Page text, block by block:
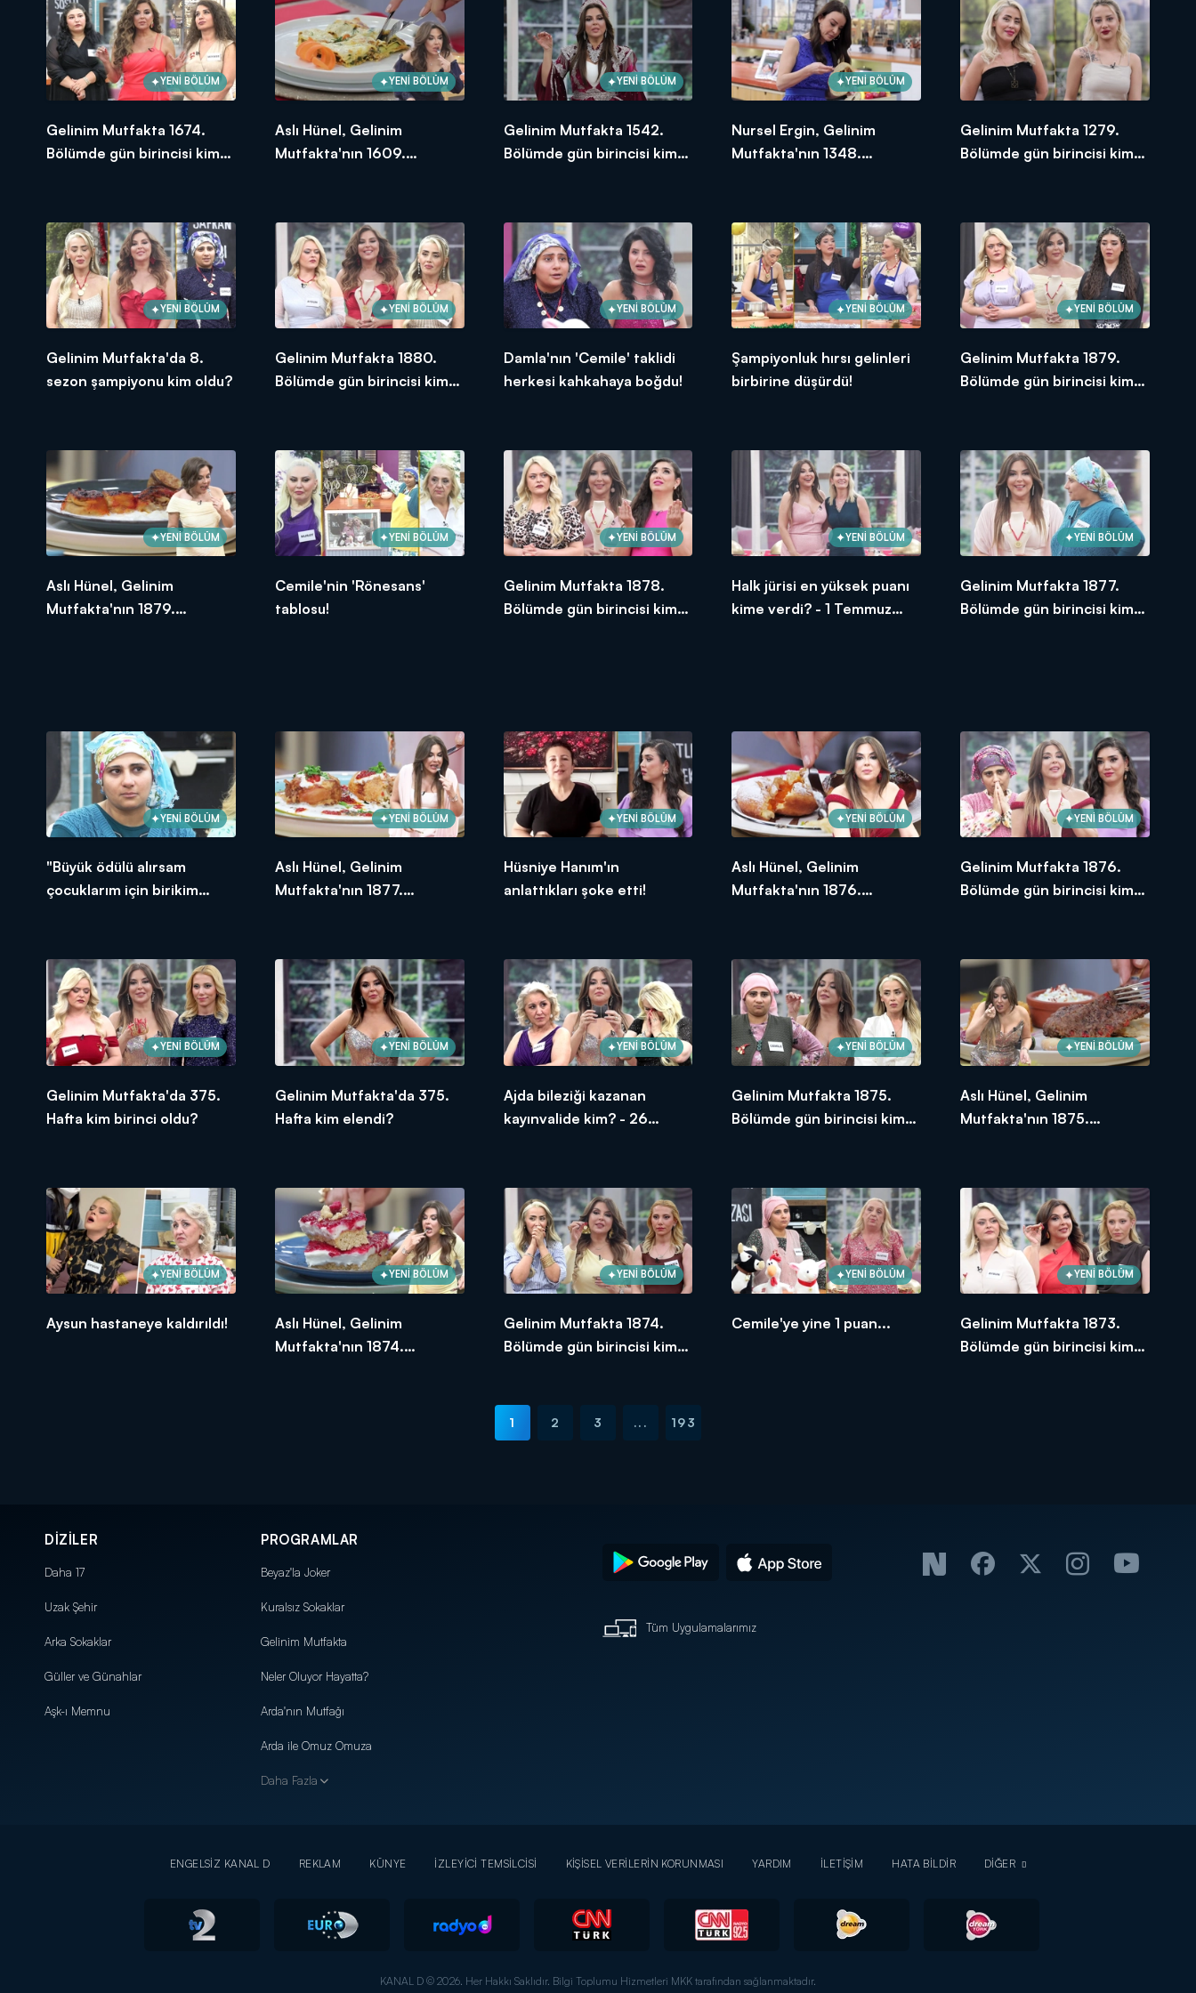
YENİ BÖLÜM
Gelinim Mutfakta 1674.
Bölümde gün birincisi kim
YENİ BÖLÜM
Aslı Hünel, Gelinim
Mutfakta'nın 1609.
YENİ BÖLÜM
Gelinim Mutfakta 1542.
Bölümde gün birincisi kim
YENİ BÖLÜM
Nursel Ergin, Gelinim
Mutfakta'nın 1348.
Gelinim Mutfakta 1279.
Bölümde gün birincisi kim
YENİ BÖLÜM
Gelinim Mutfakta'da 8.
sezon şampiyonu kim oldu?
YENİ BÖLÜM
Gelinim Mutfakta 1880.
Bölümde gün birincisi kim
YENİ BÖLÜM
Damla'nın 'Cemile' taklidi
herkesi kahkahaya boğdu!
YENİ BÖLÜM
Şampiyonluk hırsı gelinleri
birbirine düşürdü!
YENİ BÖLÜM
Gelinim Mutfakta 1879.
Bölümde gün birincisi kim
YENİ BÖLÜM
Aslı Hünel, Gelinim
Mutfakta'nın 1879.
YENİ BÖLÜM
Cemile'nin 'Rönesans'
tablosu!
YENİ BÖLÜM
Gelinim Mutfakta 1878.
Bölümde gün birincisi kim
YENİ BÖLÜM
Halk jürisi en yüksek puanı
kime verdi? - 1 Temmuz
YENİ BÖLÜM
Gelinim Mutfakta 1877.
Bölümde gün birincisi kim
YENİ BÖLÜM
"Büyük ödülü alırsam
çocuklarım için birikim
YENİ BÖLÜM
Aslı Hünel, Gelinim
Mutfakta'nın 1877.
YENİ BÖLÜM
Hüsniye Hanım'ın
anlattıkları şoke etti!
YENİ BÖLÜM
Aslı Hünel, Gelinim
Mutfakta'nın 1876.
YENİ BÖLÜM
Gelinim Mutfakta 1876.
Bölümde gün birincisi kim
YENİ BÖLÜM
Gelinim Mutfakta'da 375.
Hafta kim birinci oldu?
YENİ BÖLÜM
Gelinim Mutfakta'da 375.
Hafta kim elendi?
YENİ BÖLÜM
Ajda bileziği kazanan
kayınvalide kim? - 26
YENİ BÖLÜM
Gelinim Mutfakta 1875.
Bölümde gün birincisi kim
YENİ BÖLÜM
Aslı Hünel, Gelinim
Mutfakta'nın 1875.
YENİ BÖLÜM
Aysun hastaneye kaldırıldı!
YENİ BÖLÜM
Aslı Hünel, Gelinim
Mutfakta'nın 1874.
YENİ BÖLÜM
Gelinim Mutfakta 1874.
Bölümde gün birincisi kim
YENİ BÖLÜM
Cemile'ye yine 1 puan...
YENİ BÖLÜM
Gelinim Mutfakta 1873.
Bölümde gün birincisi kim
1 2 3 ... 193
DİZİLER
Daha 17
Uzak Şehir
Arka Sokaklar
Güller ve Günahlar
Aşk-ı Memnu
PROGRAMLAR
Beyaz'la Joker
Kuralsız Sokaklar
Gelinim Mutfakta
Neler Oluyor Hayatta?
Arda'nın Mutfağı
Arda ile Omuz Omuza
Daha Fazla
Tüm Uygulamalarımız
ENGELSİZ KANAL D REKLAM KÜNYE İZLEYİCİ TEMSİLCİSİ KİŞİSEL VERİLERİN KORUNMASI YARDIM İLETİŞİM HATA BİLDİR DİĞER
KANAL D © 2026. Her Hakkı Saklıdır. Bilgi Toplumu Hizmetleri MKK tarafından sağlanmaktadır.